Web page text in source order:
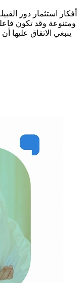
أفكار استثمار دور
ومتنوعة وقد تكون
ينبغي الاتفاق عليها